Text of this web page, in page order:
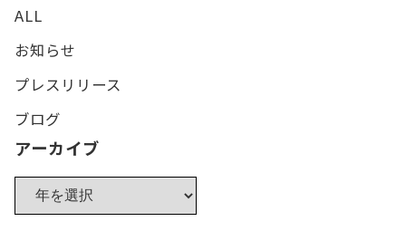
ALL
お知らせ
プレスリリース
ブログ
アーカイブ